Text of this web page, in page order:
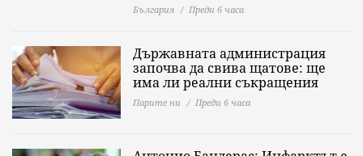
България Преди 6 часа
Държавната администрация
започва да свива щатове: ще
има ли реални съкращения
Парите ни Преди 6 часа